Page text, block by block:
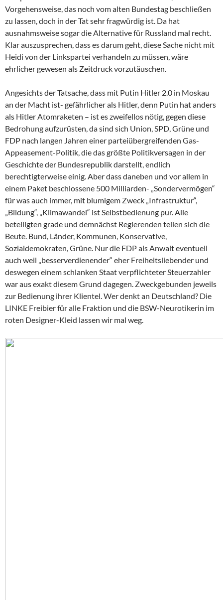
Vorgehensweise, das noch vom alten Bundestag beschließen
zu lassen, doch in der Tat sehr fragwürdig ist. Da hat
ausnahmsweise sogar die Alternative für Russland mal recht.
Klar auszusprechen, dass es darum geht, diese Sache nicht mit
Heidi von der Linkspartei verhandeln zu müssen, wäre
ehrlicher gewesen als Zeitdruck vorzutäuschen.
Angesichts der Tatsache, dass mit Putin Hitler 2.0 in Moskau
an der Macht ist- gefährlicher als Hitler, denn Putin hat anders
als Hitler Atomraketen – ist es zweifellos nötig, gegen diese
Bedrohung aufzurüsten, da sind sich Union, SPD, Grüne und
FDP nach langen Jahren einer parteiübergreifenden Gas-
Appeasement-Politik, die das größte Politikversagen in der
Geschichte der Bundesrepublik darstellt, endlich
berechtigterweise einig. Aber dass daneben und vor allem in
einem Paket beschlossene 500 Milliarden- „Sondervermögen“
für was auch immer, mit blumigem Zweck „Infrastruktur“,
„Bildung“, „Klimawandel“ ist Selbstbedienung pur. Alle
beteiligten grade und demnächst Regierenden teilen sich die
Beute. Bund, Länder, Kommunen, Konservative,
Sozialdemokraten, Grüne. Nur die FDP als Anwalt eventuell
auch weil „besserverdienender“ eher Freiheitsliebender und
deswegen einem schlanken Staat verpflichteter Steuerzahler
war aus exakt diesem Grund dagegen. Zweckgebunden jeweils
zur Bedienung ihrer Klientel. Wer denkt an Deutschland? Die
LINKE Freibier für alle Fraktion und die BSW-Neurotikerin im
roten Designer-Kleid lassen wir mal weg.